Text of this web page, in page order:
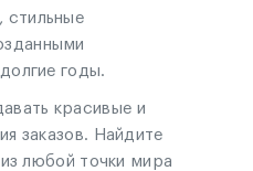
стильные
годы.
красивые и
заказов. Найдите
любой точки мира